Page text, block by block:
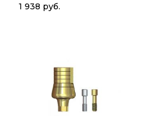
1 938 руб.